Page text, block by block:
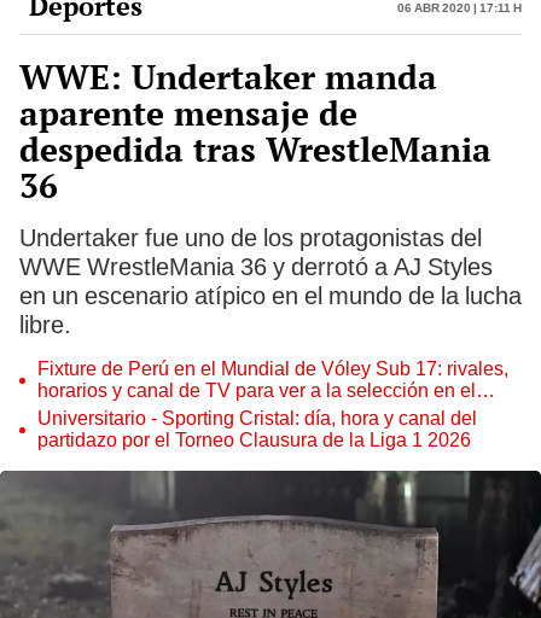
06 Abr 2020 | 17:11 h
WWE: Undertaker manda
aparente mensaje de
despedida tras WrestleMania
36
Undertaker fue uno de los protagonistas del
WWE WrestleMania 36 y derrotó a AJ Styles
en un escenario atípico en el mundo de la lucha
libre.
Fixture de Perú en el Mundial de Vóley Sub 17: rivales,
horarios y canal de TV para ver a la selección en el
torneo
Universitario - Sporting Cristal: día, hora y canal del
partidazo por el Torneo Clausura de la Liga 1 2026